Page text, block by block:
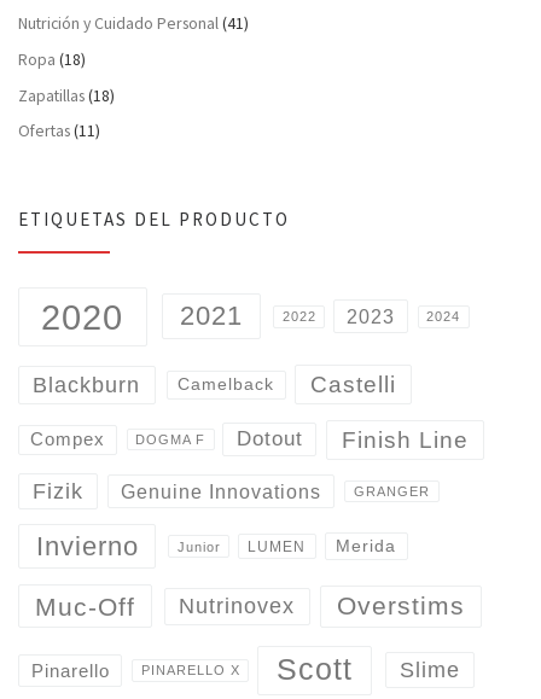
Nutrición y Cuidado Personal(41)
Ropa (18)
Zapatillas(18)
Ofertas(11)
ETIQUETAS DEL PRODUCTO
2020 2021 2022 2023 2024
Blackburn Camelback Castelli
Compex DOGMA F Dotout Finish Line
Fizik Genuine Innovations GRANGER
Invierno Junior LUMEN Merida
Muc-Off Nutrinovex Overstims
Pinarello PINARELLO X Scott Slime